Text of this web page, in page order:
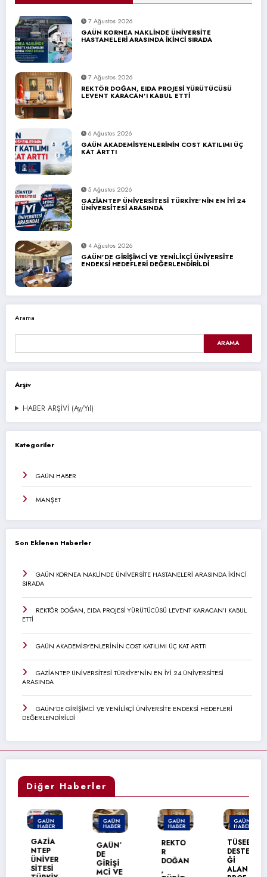
7 Ağustos 2026
GAÜN KORNEA NAKLİNDE ÜNİVERSİTE
HASTANELERİ ARASINDA İKİNCİ SIRADA
7 Ağustos 2026
REKTÖR DOĞAN, EIDA PROJESİ YÜRÜTÜCÜSÜ
LEVENT KARACAN’I KABUL ETTİ
6 Ağustos 2026
GAÜN AKADEMİSYENLERİNİN COST KATILIMI ÜÇ
KAT ARTTI
5 Ağustos 2026
GAZİANTEP ÜNİVERSİTESİ TÜRKİYE’NİN EN İYİ 24
ÜNİVERSİTESİ ARASINDA
4 Ağustos 2026
GAÜN’DE GİRİŞİMCİ VE YENİLİKÇİ ÜNİVERSİTE
ENDEKSİ HEDEFLERİ DEĞERLENDİRİLDİ
Arama
ARAMA
Arşiv
HABER ARŞİVİ (Ay/Yıl)
Kategoriler
GAÜN HABER
MANŞET
Son Eklenen Haberler
GAÜN KORNEA NAKLİNDE ÜNİVERSİTE HASTANELERİ ARASINDA İKİNCİ
SIRADA
REKTÖR DOĞAN, EIDA PROJESİ YÜRÜTÜCÜSÜ LEVENT KARACAN’I KABUL
ETTİ
GAÜN AKADEMİSYENLERİNİN COST KATILIMI ÜÇ KAT ARTTI
GAZİANTEP ÜNİVERSİTESİ TÜRKİYE’NİN EN İYİ 24 ÜNİVERSİTESİ
ARASINDA
GAÜN’DE GİRİŞİMCİ VE YENİLİKÇİ ÜNİVERSİTE ENDEKSİ HEDEFLERİ
DEĞERLENDİRİLDİ
Diğer Haberler
GAÜN
HABER
MANŞET
GAZİA
NTEP
ÜNİVER
SİTESİ
GAÜN
HABER
GAÜN’
GİRİŞİ
MCİ VE
GAÜN
HABER
REKTÖ
DOĞAN
GAÜN
HABER
TÜSEB
DESTE
ALAN